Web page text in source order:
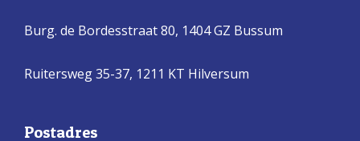
Burg. de Bordesstraat 80, 1404 GZ Bussum
Ruitersweg 35-37, 1211 KT Hilversum
Postadres